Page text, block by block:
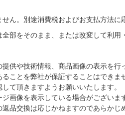
ん。別途消費税およびお支払方法に
部をそのまま、または改変して利用
供や技術情報、商品画像の表示を行
ことを弊社が保証することはできま
て頂きますようお願いいたします。
画像を表示している場合がございま
品交換は応じかねますのであらかじ